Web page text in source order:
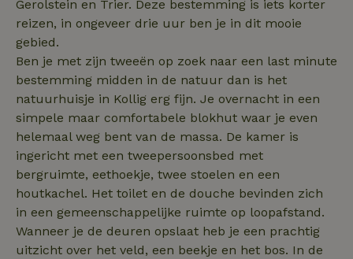
Gerolstein en Trier. Deze bestemming is iets korter
reizen, in ongeveer drie uur ben je in dit mooie
gebied.
Ben je met zijn tweeën op zoek naar een last minute
bestemming midden in de natuur dan is het
natuurhuisje in Kollig erg fijn. Je overnacht in een
simpele maar comfortabele blokhut waar je even
helemaal weg bent van de massa. De kamer is
ingericht met een tweepersoonsbed met
bergruimte, eethoekje, twee stoelen en een
houtkachel. Het toilet en de douche bevinden zich
in een gemeenschappelijke ruimte op loopafstand.
Wanneer je de deuren opslaat heb je een prachtig
uitzicht over het veld, een beekje en het bos. In de
4 weken
gebruikt om
en -gedrag op
en
wordt gebruikt
de
te verbeteren
de website te
_ttp .tiktok.com
2 maanden
4 weken
website te
voor
en
Deze
Naam
Domein
Vervaldatum
uid .criteo.com
ttcsid_D3OACIBC77U816ERVJKG .natuurhuisje.nl
2 maanden
4 weken
IDE
Google LLC
1 jaar
_nhftconstraint_open-gds-
onboarding
www.natuurhuisje.nl
_nhft_translations www.natuurhuisje.nl
_nhftconstraint_tourist-
www.natuurhuisje.nl Sessie
_nhftconstraint_house-
relevant-facilities
_nhft_eu-rental-
regulation
_nhftconstraint_wizard-
enhancements
www.natuurhuisje.nl Sessie
nh_experiments www.natuurhuisje.nl 1 jaar
_nhftconstraint_eu-
rental-regulation
www.natuurhuisje.nl
_nhftconstraint_recently-
www.natuurhuisje.nl Sessie
_nhft_wizard-
enhancements
www.natuurhuisje.nl Sessie